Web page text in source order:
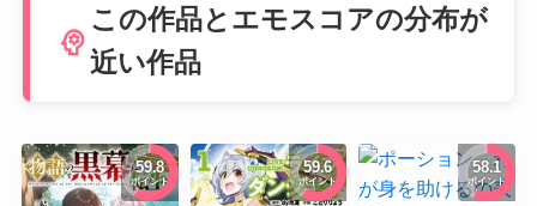
psychology
この作品とエモスコアの分布が
近い作品
59.8
ポイント
59.6
ポイント
58.1
ポイント